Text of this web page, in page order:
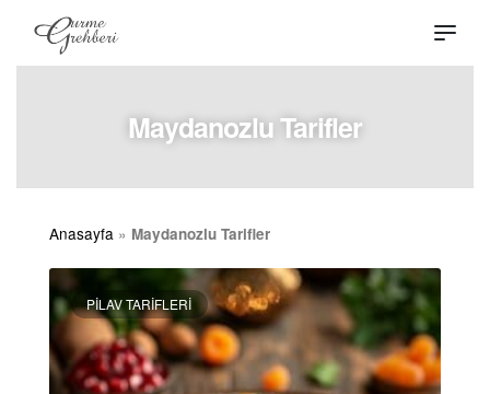
Maydanozlu Tarifler
Anasayfa » Maydanozlu Tarifler
PILAV TARIFLERI